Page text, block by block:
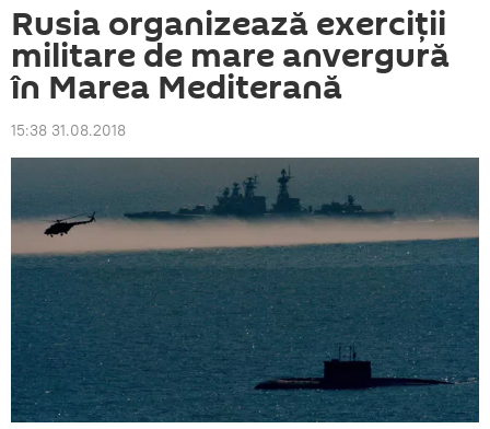
Rusia organizează exerciții
militare de mare anvergură
în Marea Mediterană
15:38 31.08.2018